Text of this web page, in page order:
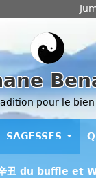
pour le
SAGESSES
丑 du buffle et